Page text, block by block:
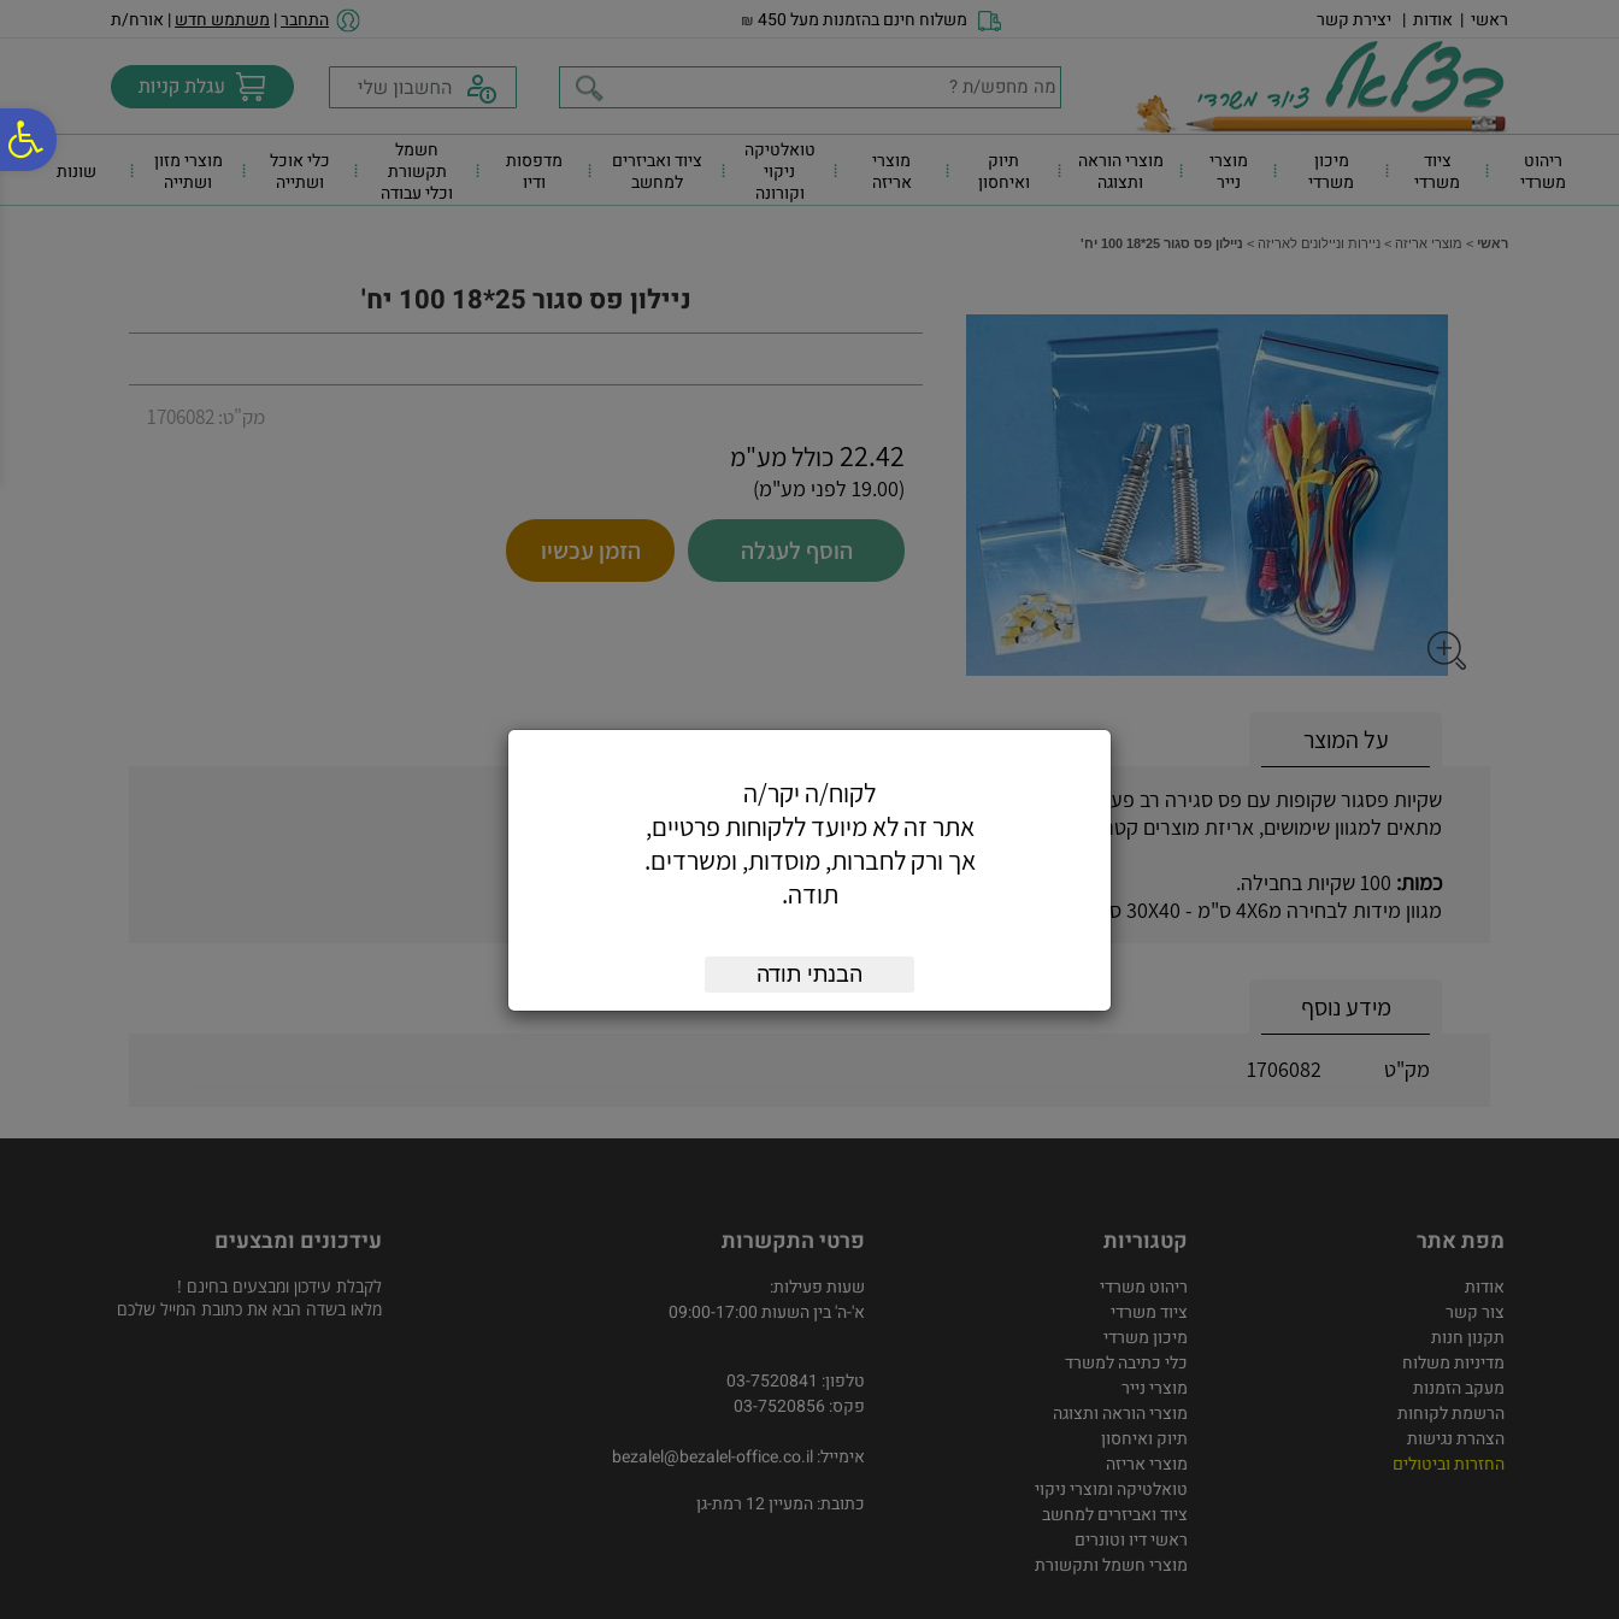
נגישות
אתר
המרכזי
ראשי | אודות | יצירת קשר משלוח חינם בהזמנות מעל 450 ₪ התחבר| משתמש חדש| אורח/ת
ריהוט
משרדי
ציוד
משרדי
מיכון
משרדי
מוצרי
נייר
מוצרי הוראה
ותצוגה
תיוק
ואיחסון
מוצרי
אריזה
טואלטיקה
ניקוי
וקורונה
ציוד ואביזרים
למחשב
מדפסות
ודיו
חשמל
תקשורת
וכלי עבודה
כלי אוכל
ושתייה
מוצרי מזון
ושתייה
שונות
ראשי > מוצרי אריזה > ניירות וניילונים לאריזה > ניילון פס סגור 25*18 100 יח'
ניילון פס סגור 25*18 100 יח'
מק"ט: 1706082
22.42 כולל מע"מ
(19.00 לפני מע"מ)
הוסף לעגלה הזמן עכשיו
על המוצר
שקיות פסגור שקופות עם פס סגירה רב פעמי.
מתאים למגוון שימושים, אריזת מוצרים קטנים וגדולים.
כמות:
מגוון מידות לבחירה מ4X6 ס"מ - 30X40 ס"מ
מידע נוסף
מק"ט 1706082
מפת אתר
אודות
צור קשר
תקנון חנות
מדיניות משלוח
מעקב הזמנות
הרשמת לקוחות
הצהרת נגישות
החזרות וביטולים
קטגוריות
ריהוט משרדי
ציוד משרדי
מיכון משרדי
כלי כתיבה למשרד
מוצרי נייר
מוצרי הוראה ותצוגה
תיוק ואיחסון
מוצרי אריזה
טואלטיקה ומוצרי ניקוי
ציוד ואביזרים למחשב
ראשי דיו וטונרים
מוצרי חשמל ותקשורת
פרטי התקשרות
שעות פעילות:
א'-ה' בין השעות 09:00-17:00
טלפון: 03-7520841
פקס: 03-7520856
אימייל:bezalel@bezalel-office.co.il
כתובת: המעיין 12 רמת-גן
עידכונים ומבצעים
לקבלת עידכון ומבצעים בחינם !
מלאו בשדה הבא את כתובת המייל שלכם
לקוח/ה יקר/ה
אתר זה לא מיועד ללקוחות פרטיים,
אך ורק לחברות, מוסדות, ומשרדים.
תודה.
הבנתי תודה